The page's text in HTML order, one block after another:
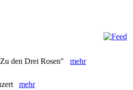
den Drei Rosen" mehr
mehr